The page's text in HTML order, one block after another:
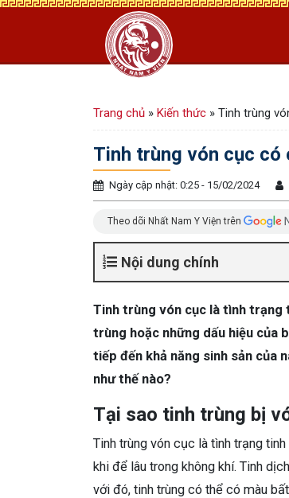
Trang chủ » Kiến thức » Tinh trùng
Tinh trùng vón cục có
Ngày cập nhật: 0:25 - 15/02/2024
Theo dõi Nhất Nam Y Viện trên
Nội dung chính
Tinh trùng vón cục là tình trạng
trùng hoặc những dấu hiệu của
tiếp đến khả năng sinh sản của
như thế nào?
Tại sao tinh trùng bị
Tinh trùng vón cục là tình trạng
khi để lâu trong không khí. Tinh
với đó, tinh trùng có thể có màu